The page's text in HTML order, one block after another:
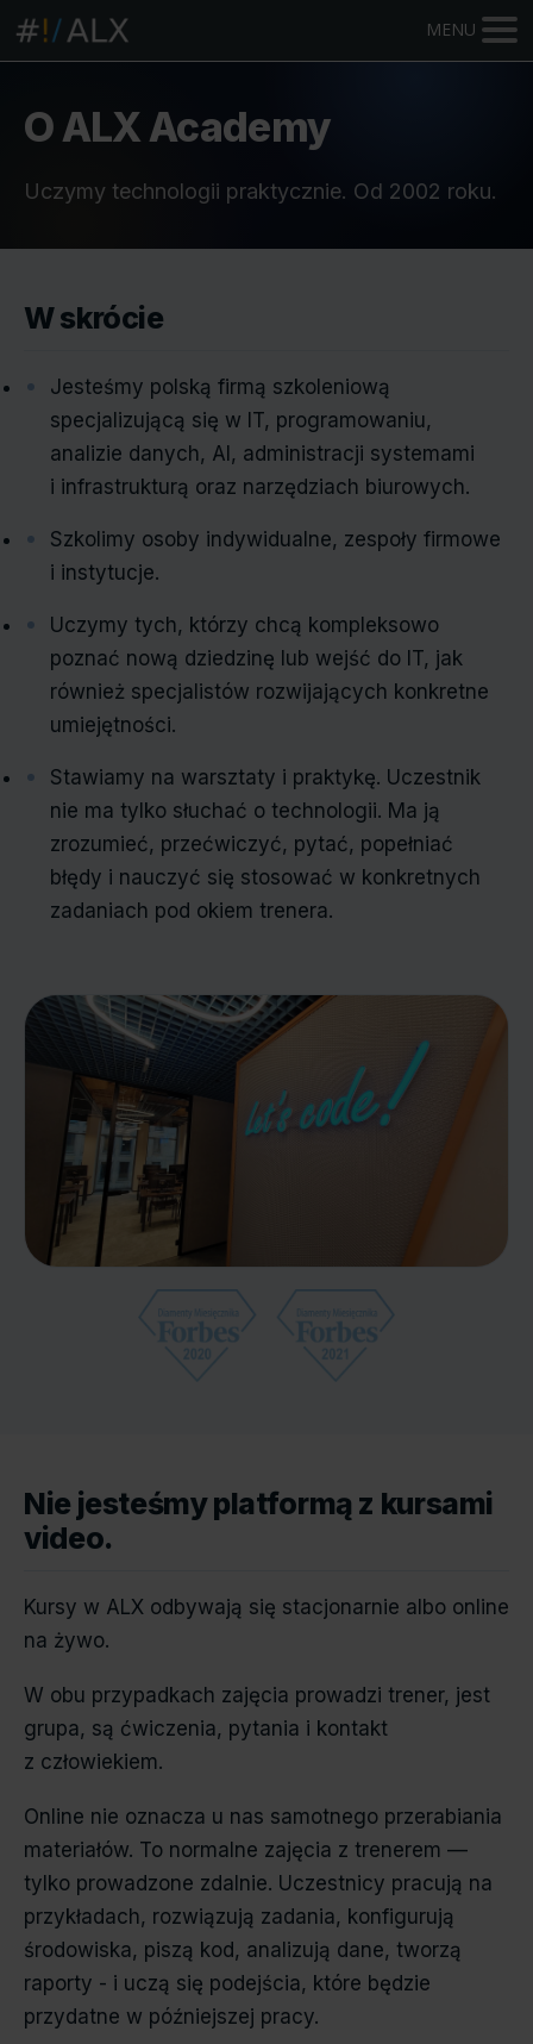
MENU
O ALX Academy
Uczymy technologii praktycznie. Od 2002 roku.
W skrócie
Jesteśmy polską firmą szkoleniową
specjalizującą się w IT, programowaniu,
analizie danych, AI, administracji systemami
i infrastrukturą oraz narzędziach biurowych.
Szkolimy osoby indywidualne, zespoły firmowe
i instytucje.
Uczymy tych, którzy chcą kompleksowo
poznać nową dziedzinę lub wejść do IT, jak
również specjalistów rozwijających konkretne
umiejętności.
Stawiamy na warsztaty i praktykę. Uczestnik
nie ma tylko słuchać o technologii. Ma ją
zrozumieć, przećwiczyć, pytać, popełniać
błędy i nauczyć się stosować w konkretnych
zadaniach pod okiem trenera.
Nie jesteśmy platformą z kursami
video.
Kursy w ALX odbywają się stacjonarnie albo online
na żywo.
W obu przypadkach zajęcia prowadzi trener, jest
grupa, są ćwiczenia, pytania i kontakt
z człowiekiem.
Online nie oznacza u nas samotnego przerabiania
materiałów. To normalne zajęcia z trenerem —
tylko prowadzone zdalnie. Uczestnicy pracują na
przykładach, rozwiązują zadania, konfigurują
środowiska, piszą kod, analizują dane, tworzą
raporty - i uczą się podejścia, które będzie
przydatne w późniejszej pracy.